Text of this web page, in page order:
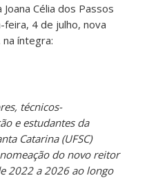
Célia dos Passos
4 de julho, nova
na íntegra:
técnicos-
e estudantes da
Catarina (UFSC)
do novo reitor
2022 a 2026 ao longo